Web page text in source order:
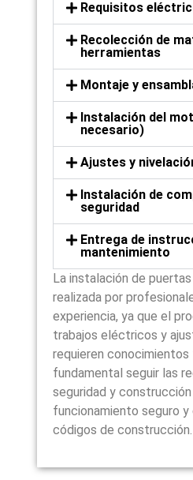
Requisitos
Recolección de
herramientas
Montaje y
Instalación del
necesario)
Ajustes y
Instalación de
seguridad
Entrega de
mantenimiento
La instalación de
realizada por
experiencia, ya que el
trabajos eléctricos y
requieren
fundamental seguir las
seguridad y construcción
funcionamiento seguro
códigos de construcción.